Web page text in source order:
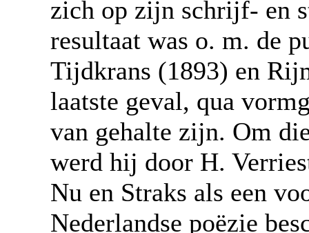
zich op zijn schrijf- en
resultaat was o. m. de
Tijdkrans (1893) en
laatste geval, qua
van gehalte zijn. Om
werd hij door H.
Nu en Straks als een
Nederlandse poëzie